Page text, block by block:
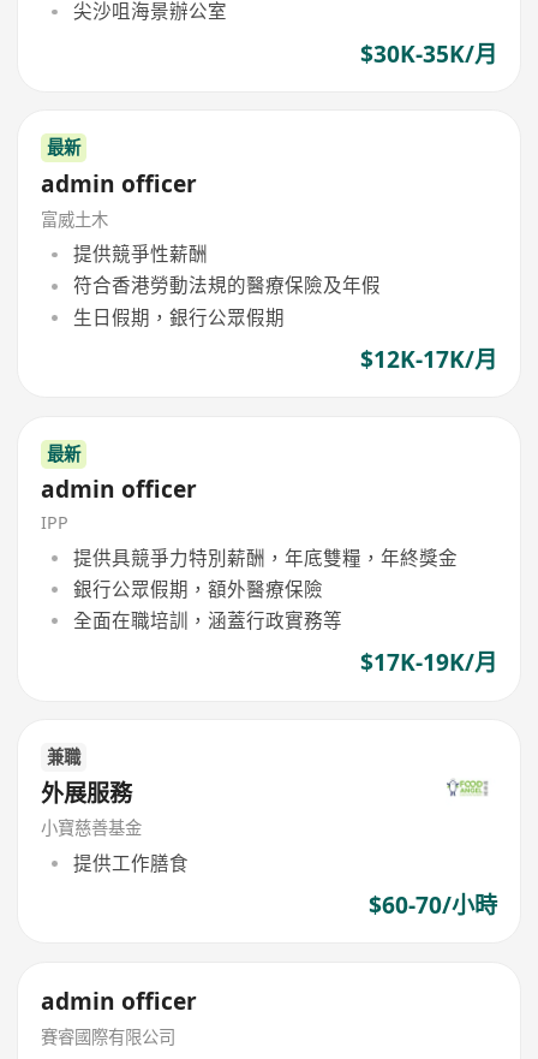
尖沙咀海景辦公室
$30K-35K/月
最新
admin officer
富威土木
提供競爭性薪酬
符合香港勞動法規的醫療保險及年假
生日假期，銀行公眾假期
$12K-17K/月
最新
admin officer
IPP
提供具競爭力特別薪酬，年底雙糧，年終獎金
銀行公眾假期，額外醫療保險
全面在職培訓，涵蓋行政實務等
$17K-19K/月
兼職
外展服務
小寶慈善基金
提供工作膳食
$60-70/小時
admin officer
賽睿國際有限公司